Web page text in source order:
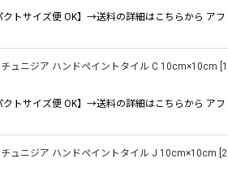
クトサイズ便 OK】→送料の詳細はこちらから ア
チュニジア ハンドペイントタイル C 10cm×10cm
クトサイズ便 OK】→送料の詳細はこちらから ア
チュニジア ハンドペイントタイル J 10cm×10cm